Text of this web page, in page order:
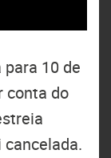
10 de
conta do